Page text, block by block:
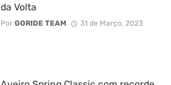
da Volta
Por GORIDE TEAM 31 de Março, 2023